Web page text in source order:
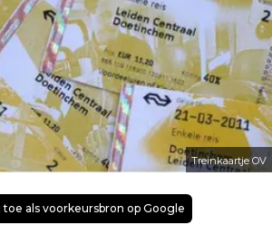
Treinkaartje OV
toe als voorkeursbron op Google